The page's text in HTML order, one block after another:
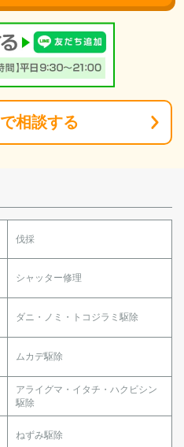
で相談する
伐採
シャッター修理
ダニ・ノミ・トコジラミ駆除
ムカデ駆除
アライグマ・イタチ・ハクビシン
駆除
ねずみ駆除